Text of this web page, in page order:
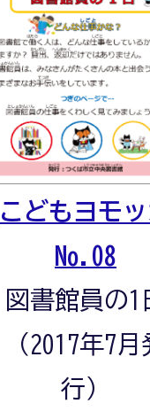
こどもヨモ
No.08
図書館員の1
（2017年7月
行）